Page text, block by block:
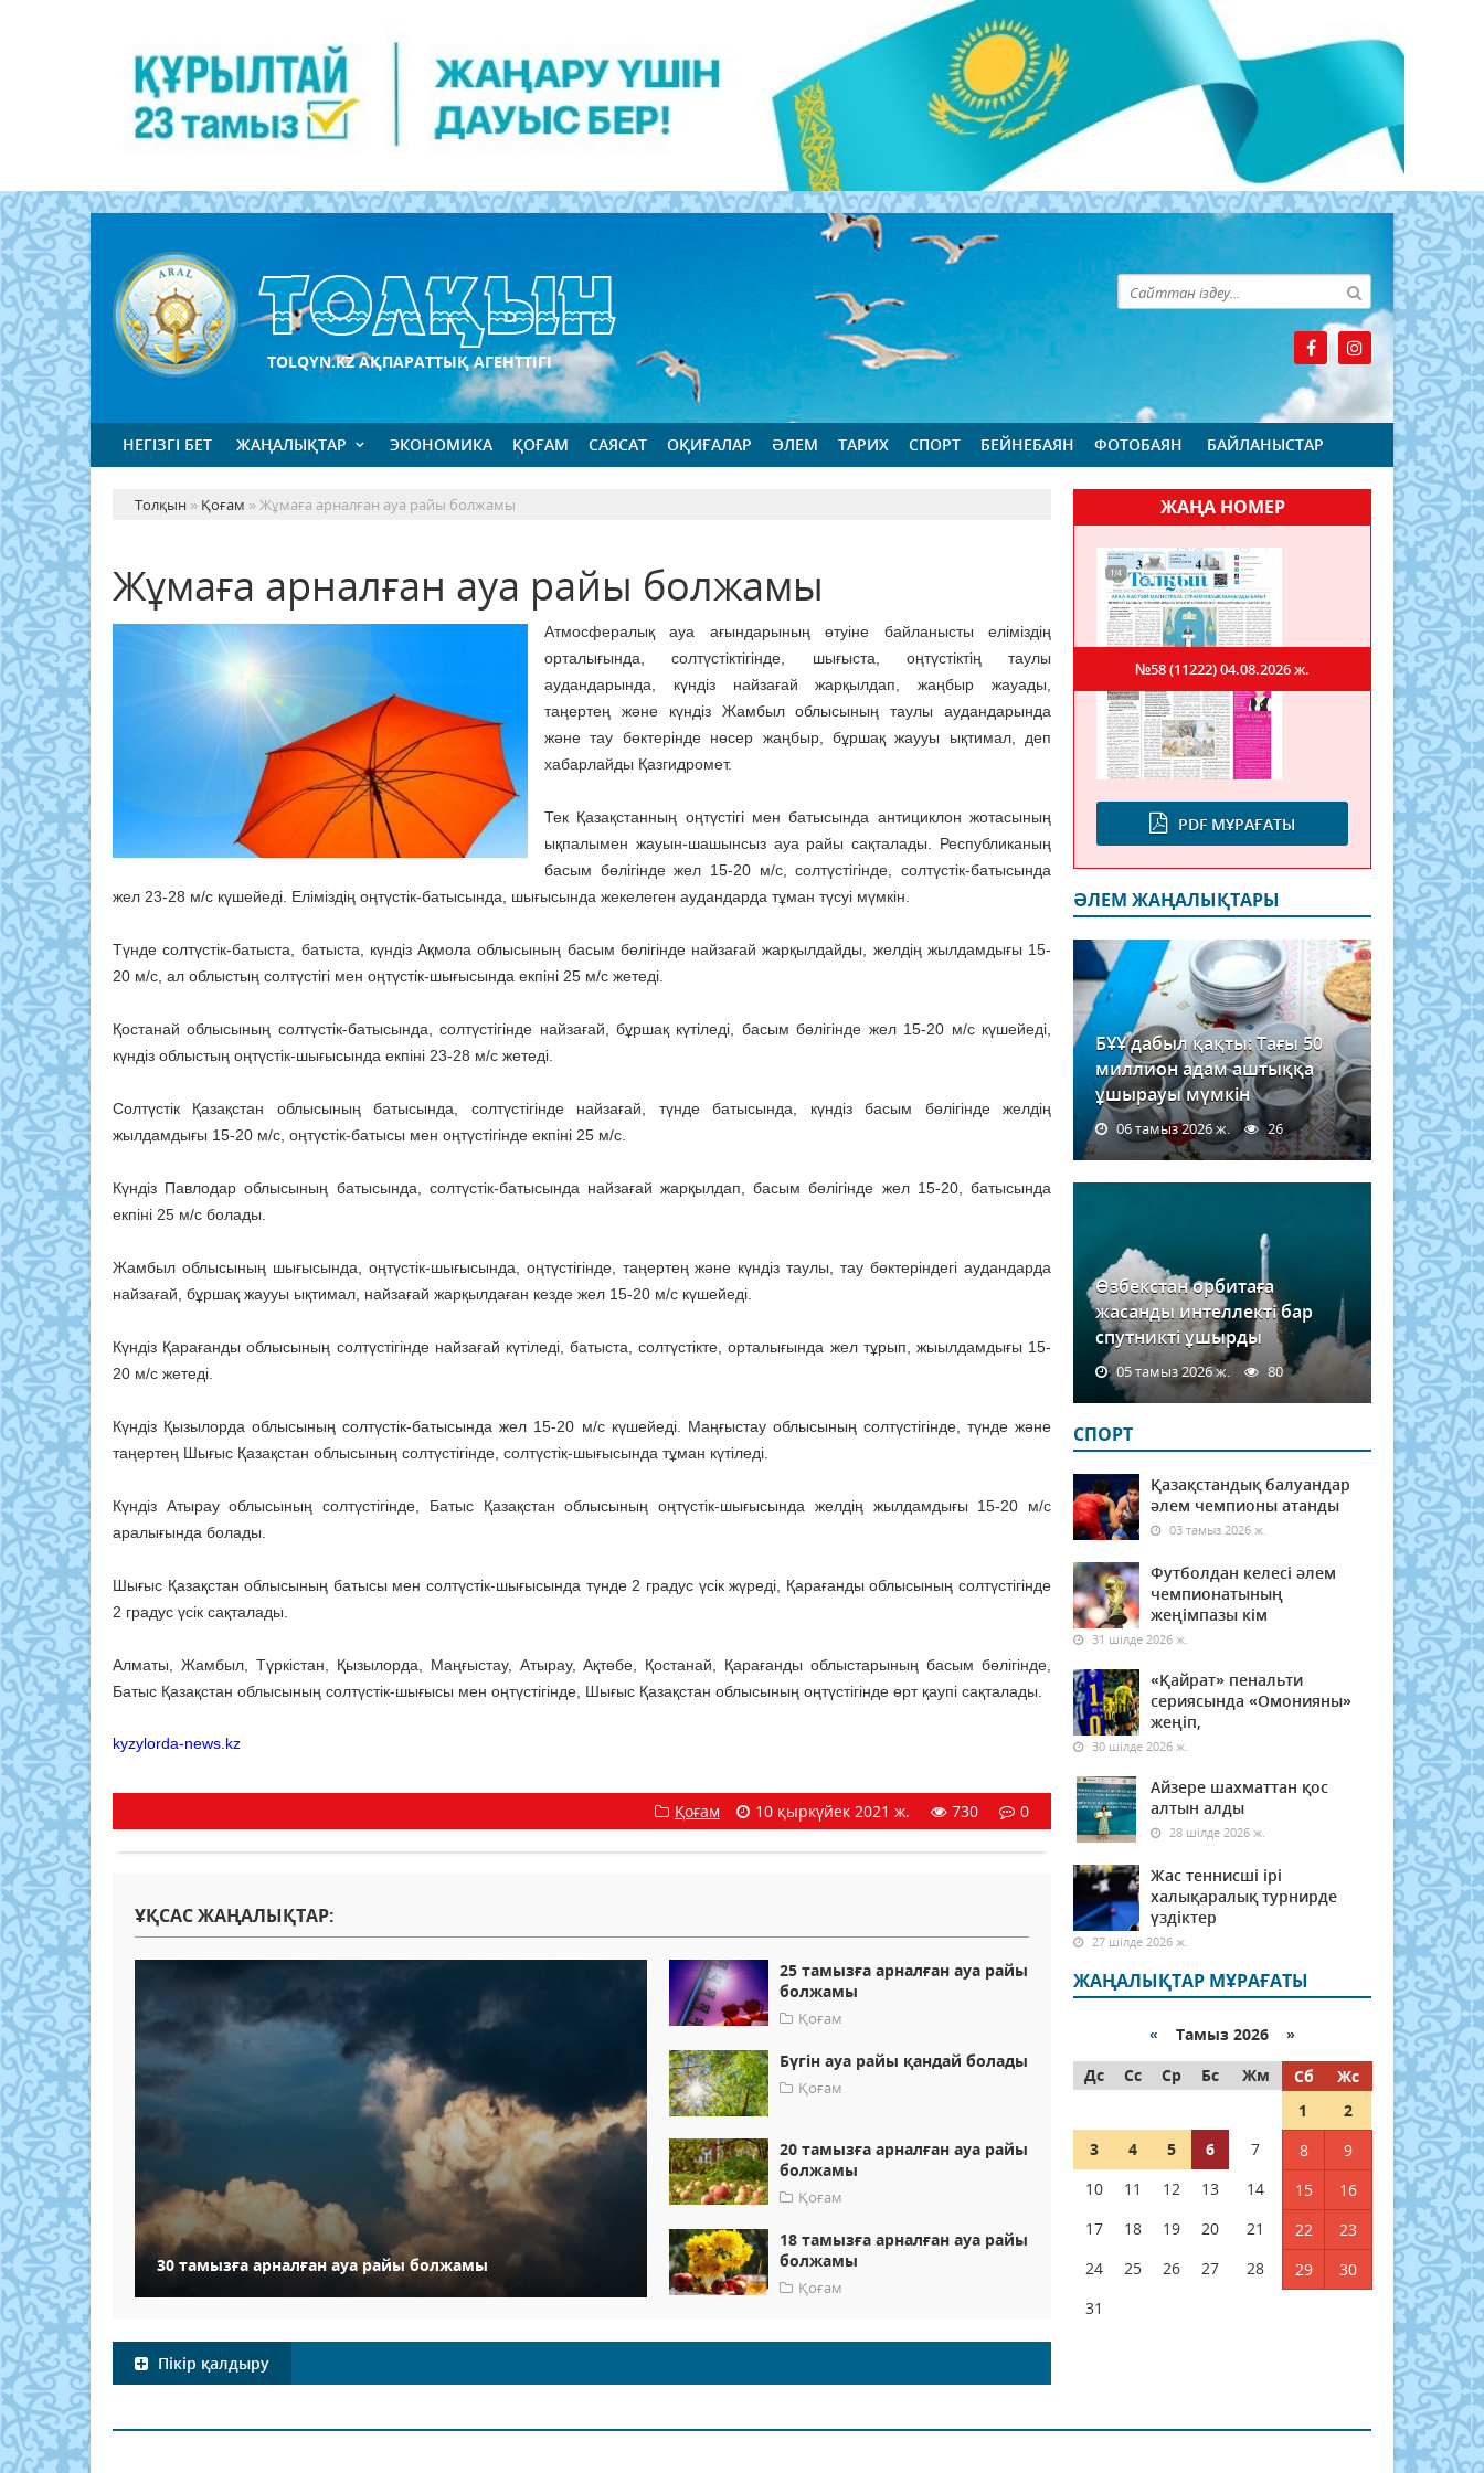
TOLQYN.KZ АҚПАРАТТЫҚ АГЕНТТІГІ
НЕГІЗГІ БЕТ ЖАҢАЛЫҚТАР ЭКОНОМИКА ҚОҒАМ САЯСАТ ОҚИҒАЛАР ӘЛЕМ ТАРИХ СПОРТ БЕЙНЕБАЯН ФОТОБАЯН БАЙЛАНЫСТАР
Толқын » Қоғам » Жұмаға арналған ауа райы болжамы
Жұмаға арналған ауа райы болжамы
Атмосфералық ауа ағындарының өтуіне байланысты еліміздің
орталығында, солтүстіктігінде, шығыста, оңтүстіктің таулы
аудандарында, күндіз найзағай жарқылдап, жаңбыр жауады,
таңертең және күндіз Жамбыл облысының таулы аудандарында
және тау бөктерінде нөсер жаңбыр, бұршақ жаууы ықтимал, деп
хабарлайды Қазгидромет.
Тек Қазақстанның оңтүстігі мен батысында антициклон жотасының
ықпалымен жауын-шашынсыз ауа райы сақталады. Республиканың
басым бөлігінде жел 15-20 м/с, солтүстігінде, солтүстік-батысында
жел 23-28 м/с күшейеді. Еліміздің оңтүстік-батысында, шығысында жекелеген аудандарда тұман түсуі мүмкін.
Түнде солтүстік-батыста, батыста, күндіз Ақмола облысының басым бөлігінде найзағай жарқылдайды, желдің жылдамдығы 15-
20 м/с, ал облыстың солтүстігі мен оңтүстік-шығысында екпіні 25 м/с жетеді.
Қостанай облысының солтүстік-батысында, солтүстігінде найзағай, бұршақ күтіледі, басым бөлігінде жел 15-20 м/с күшейеді,
күндіз облыстың оңтүстік-шығысында екпіні 23-28 м/с жетеді.
Солтүстік Қазақстан облысының батысында, солтүстігінде найзағай, түнде батысында, күндіз басым бөлігінде желдің
жылдамдығы 15-20 м/с, оңтүстік-батысы мен оңтүстігінде екпіні 25 м/с.
Күндіз Павлодар облысының батысында, солтүстік-батысында найзағай жарқылдап, басым бөлігінде жел 15-20, батысында
екпіні 25 м/с болады.
Жамбыл облысының шығысында, оңтүстік-шығысында, оңтүстігінде, таңертең және күндіз таулы, тау бөктеріндегі аудандарда
найзағай, бұршақ жаууы ықтимал, найзағай жарқылдаған кезде жел 15-20 м/с күшейеді.
Күндіз Қарағанды облысының солтүстігінде найзағай күтіледі, батыста, солтүстікте, орталығында жел тұрып, жыылдамдығы 15-
20 м/с жетеді.
Күндіз Қызылорда облысының солтүстік-батысында жел 15-20 м/с күшейеді. Маңғыстау облысының солтүстігінде, түнде және
таңертең Шығыс Қазақстан облысының солтүстігінде, солтүстік-шығысында тұман күтіледі.
Күндіз Атырау облысының солтүстігінде, Батыс Қазақстан облысының оңтүстік-шығысында желдің жылдамдығы 15-20 м/с
аралығында болады.
Шығыс Қазақстан облысының батысы мен солтүстік-шығысында түнде 2 градус үсік жүреді, Қарағанды облысының солтүстігінде
2 градус үсік сақталады.
Алматы, Жамбыл, Түркістан, Қызылорда, Маңғыстау, Атырау, Ақтөбе, Қостанай, Қарағанды облыстарының басым бөлігінде,
Батыс Қазақстан облысының солтүстік-шығысы мен оңтүстігінде, Шығыс Қазақстан облысының оңтүстігінде өрт қаупі сақталады.
kyzylorda-news.kz
Қоғам 10 қыркүйек 2021 ж. 730 0
ҰҚСАС ЖАҢАЛЫҚТАР:
30 тамызға арналған ауа райы болжамы
25 тамызға арналған ауа райы
болжамы
Қоғам
Бүгін ауа райы қандай болады
Қоғам
20 тамызға арналған ауа райы
болжамы
Қоғам
18 тамызға арналған ауа райы
болжамы
Қоғам
Пікір қалдыру
ЖАҢА НОМЕР
PDF МҰРАҒАТЫ
№58 (11222)04.08.2026 ж.
ӘЛЕМ ЖАҢАЛЫҚТАРЫ
БҰҰ дабыл қақты: Тағы 50
миллион адам аштыққа
ұшырауы мүмкін
06 тамыз 2026 ж. 26
Өзбекстан орбитаға
жасанды интеллекті бар
спутникті ұшырды
05 тамыз 2026 ж. 80
СПОРТ
Қазақстандық балуандар
әлем чемпионы атанды
03 тамыз 2026 ж.
Футболдан келесі әлем
чемпионатының
жеңімпазы кім
31 шілде 2026 ж.
«Қайрат» пенальти
сериясында «Омонияны»
жеңіп,
30 шілде 2026 ж.
Айзере шахматтан қос
алтын алды
28 шілде 2026 ж.
Жас теннисші ірі
халықаралық турнирде
үздіктер
27 шілде 2026 ж.
ЖАҢАЛЫҚТАР МҰРАҒАТЫ
« Тамыз 2026 »
Дс
Сс Ср Бс Жм Сб
Жс
1
2
3
4 5 6 7 8
9
10
11 12 13 14 15
16
17
18 19 20 21 22
23
24
25 26 27 28 29
30
31